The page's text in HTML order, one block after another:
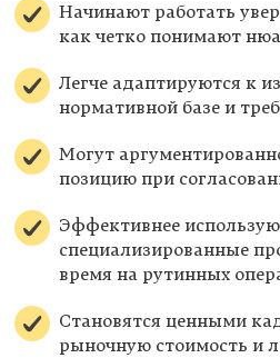
Начинают работать
как четко понимают
Легче адаптируются к
нормативной базе и
Могут
позицию при
Эффективнее
специализированные
время на рутинных
Становятся ценными
рыночную стоимость и